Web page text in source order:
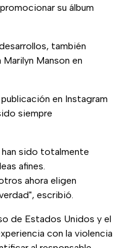
su álbum
también
Manson en
en Instagram
siempre
sido totalmente
afines.
ahora eligen
escribió.
de Estados Unidos y el
con la violencia